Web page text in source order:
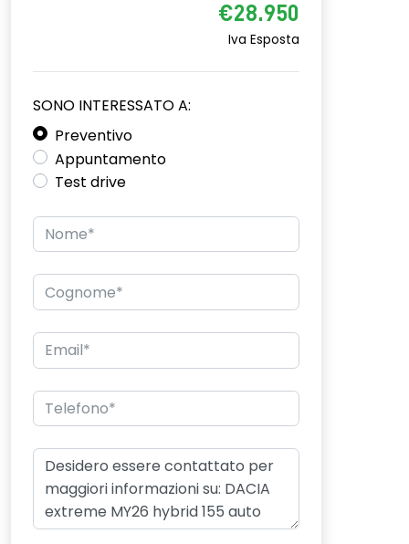
€28.950
Iva Esposta
SONO INTERESSATO A:
Preventivo
Appuntamento
Test drive